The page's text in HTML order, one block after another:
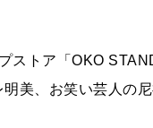
ストア「OKO
美、お笑い芸人の